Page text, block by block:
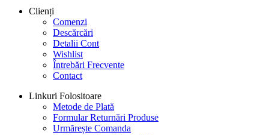
Clienți
Comenzi
Descărcări
Detalii Cont
Wishlist
Întrebări Frecvente
Contact
Linkuri Folositoare
Metode de Plată
Formular Returnări Produse
Urmărește Comanda